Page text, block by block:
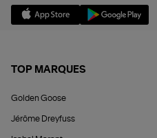
TOP MARQUES
Golden Goose
Jérôme Dreyfuss